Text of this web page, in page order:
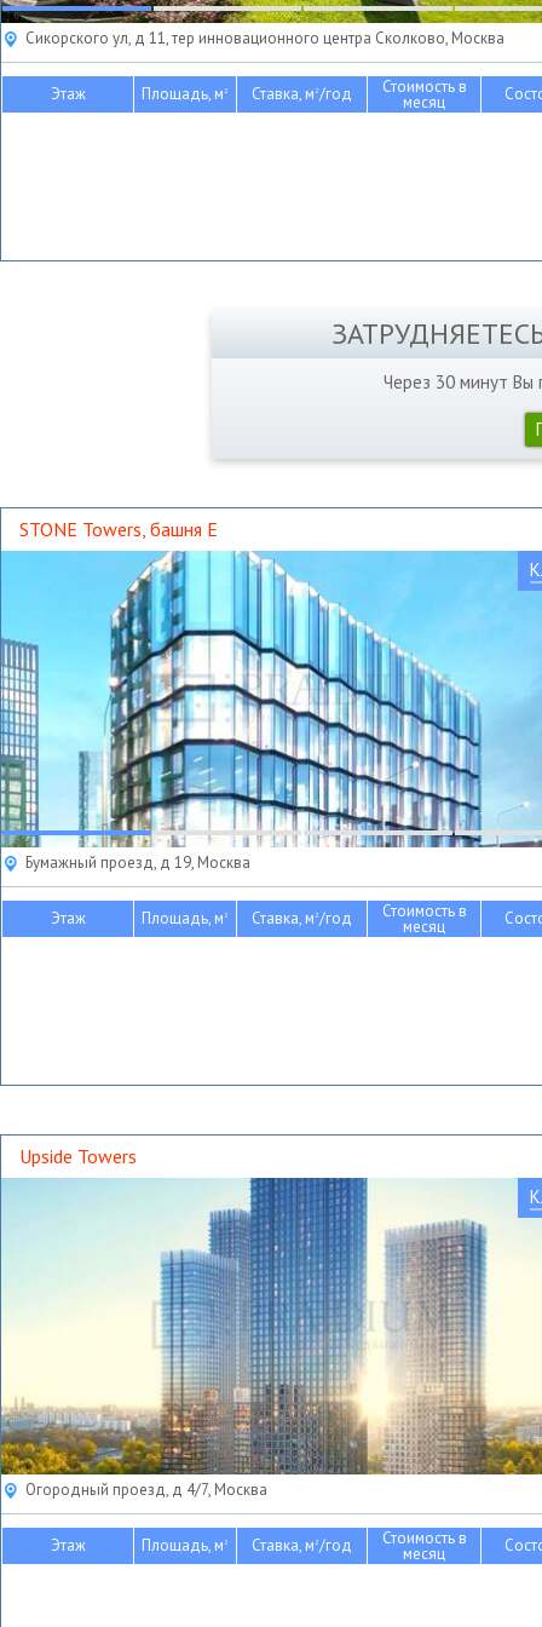
Сикорского ул, д 11, тер инновационного центра Сколково, Москва
Этаж Площадь, м2 Ставка, м2/год Стоимость в
месяц
Через 30 минут Вы
STONE Towers, башня Е
Бумажный проезд, д 19, Москва
Этаж Площадь, м2 Ставка, м2/год Стоимость в
месяц
Upside Towers
Огородный проезд, д 4/7, Москва
Этаж Площадь, м2 Ставка, м2/год Стоимость в
месяц